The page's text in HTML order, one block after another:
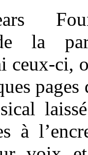
la
ceux-ci,
pages
à